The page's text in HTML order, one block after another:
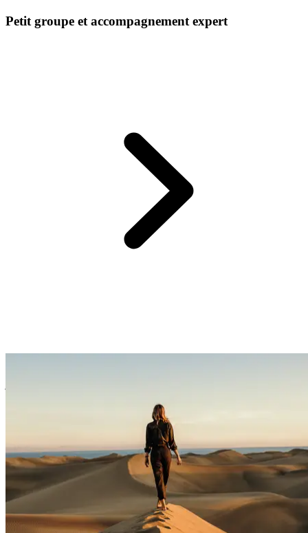
Petit groupe et accompagnement expert